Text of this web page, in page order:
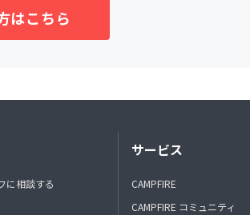
はこちら
に相談する
サービス
CAMPFIRE
CAMPFIRE コミュニティ